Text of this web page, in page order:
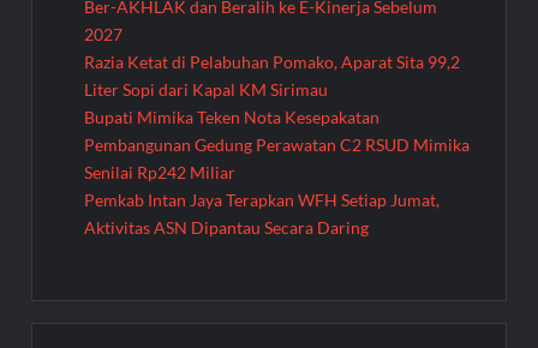
Ber-AKHLAK dan Beralih ke E-Kinerja Sebelum
2027
Razia Ketat di Pelabuhan Pomako, Aparat Sita 99,2
Liter Sopi dari Kapal KM Sirimau
Bupati Mimika Teken Nota Kesepakatan
Pembangunan Gedung Perawatan C2 RSUD Mimika
Senilai Rp242 Miliar
Pemkab Intan Jaya Terapkan WFH Setiap Jumat,
Aktivitas ASN Dipantau Secara Daring